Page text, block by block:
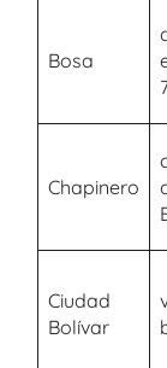
Bosa
Chapinero
Ciudad
Bolívar